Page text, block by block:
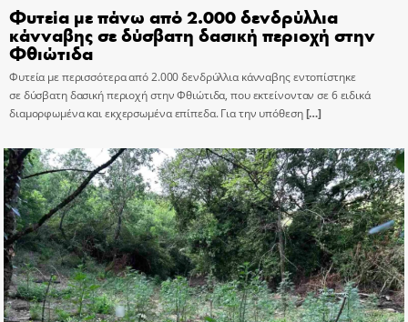
Φυτεία με πάνω από 2.000 δενδρύλλια
κάνναβης σε δύσβατη δασική περιοχή στην
Φθιώτιδα
Φυτεία με περισσότερα από 2.000 δενδρύλλια κάνναβης εντοπίστηκε
σε δύσβατη δασική περιοχή στην Φθιώτιδα, που εκτείνονταν σε 6 ειδικά
διαμορφωμένα και εκχερσωμένα επίπεδα. Για την υπόθεση[…]